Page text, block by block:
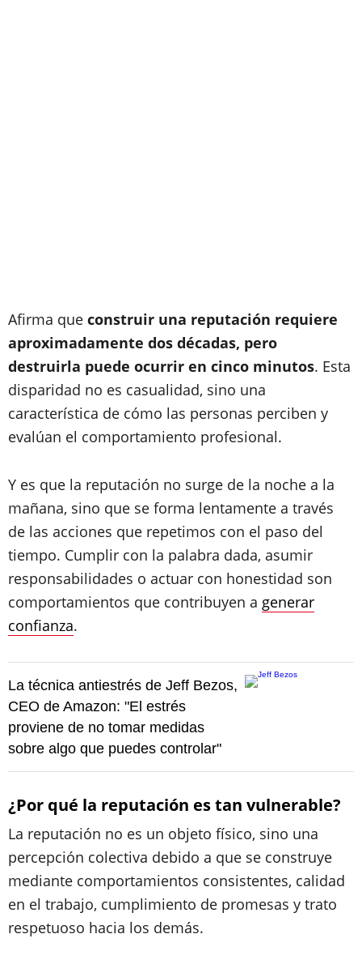
Afirma que construir una reputación requiere
aproximadamente dos décadas, pero
destruirla puede ocurrir en cinco minutos. Esta
disparidad no es casualidad, sino una
característica de cómo las personas perciben y
evalúan el comportamiento profesional.
Y es que la reputación no surge de la noche a la
mañana, sino que se forma lentamente a través
de las acciones que repetimos con el paso del
tiempo. Cumplir con la palabra dada, asumir
responsabilidades o actuar con honestidad son
comportamientos que contribuyen a generar
confianza.
La técnica antiestrés de Jeff Bezos,
CEO de Amazon: "El estrés
proviene de no tomar medidas
sobre algo que puedes controlar"
¿Por qué la reputación es tan vulnerable?
La reputación no es un objeto físico, sino una
percepción colectiva debido a que se construye
mediante comportamientos consistentes, calidad
en el trabajo, cumplimiento de promesas y trato
respetuoso hacia los demás.